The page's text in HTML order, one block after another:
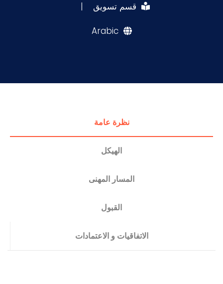
قسم تسويق
Arabic
نظرة عامة
الهيكل
المسار المهنى
القبول
الاتفاقيات و الاعتمادات